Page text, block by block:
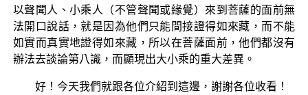
以聲聞人、小乘人（不管聲聞或緣覺）來到菩薩的面前無
法開口說話，就是因為他們只能間接證得如來藏，而不能
如實而真實地證得如來藏，所以在菩薩面前，他們都沒有
辦法去談論第八識，而顯現出大小乘的重大差異。
好！今天我們就跟各位介紹到這邊，謝謝各位收看！